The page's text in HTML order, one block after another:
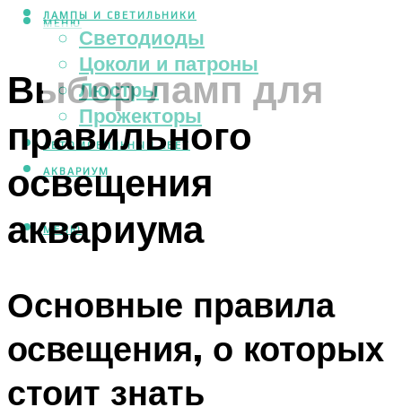
ЛАМПЫ И СВЕТИЛЬНИКИ
Светодиоды
Цоколи и патроны
Люстры
Прожекторы
АВТОМОБИЛЬНЫЙ СВЕТ
АКВАРИУМ
МЕНЮ
МЕНЮ
Выбор ламп для
правильного
освещения
аквариума
Основные правила
освещения, о которых
стоит знать